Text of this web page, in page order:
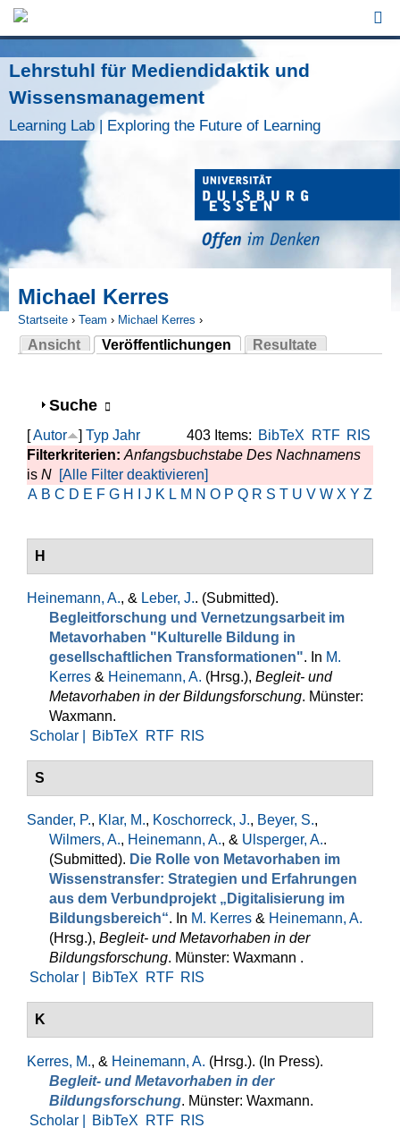
Jump to Navigation
Lehrstuhl für Mediendidaktik und
Wissensmanagement
Learning Lab | Exploring the Future of Learning
Michael Kerres
Sie sind hier
Startseite › Team › Michael Kerres ›
Ansicht
Veröffentlichungen
(aktiver Reiter)
Resultate
Anzeigen
Suche
403 Items: BibTeX RTF RIS
[Autor ] Typ Jahr
Filterkriterien: Anfangsbuchstabe Des Nachnamens
is N [Alle Filter deaktivieren]
A B C D E F G H J K L M N O P Q R S T U V W X Y Z
H
Heinemann, A., & Leber, J.. (Submitted).
Begleitforschung und Vernetzungsarbeit im
Metavorhaben "Kulturelle Bildung in
gesellschaftlichen Transformationen". In M.
Kerres & Heinemann, A. (Hrsg.), Begleit- und
Metavorhaben in der Bildungsforschung. Münster:
Waxmann.
Scholar |
BibTeX RTF RIS
S
Sander, P., Klar, M., Koschorreck, J., Beyer, S.,
Wilmers, A., Heinemann, A., & Ulsperger, A..
(Submitted). Die Rolle von Metavorhaben im
Wissenstransfer: Strategien und Erfahrungen
aus dem Verbundprojekt „Digitalisierung im
Bildungsbereich“. In M. Kerres & Heinemann, A.
(Hrsg.), Begleit- und Metavorhaben in der
Bildungsforschung. Münster: Waxmann .
Scholar |
BibTeX RTF RIS
K
Kerres, M., & Heinemann, A. (Hrsg.). (In Press).
Begleit- und Metavorhaben in der
Bildungsforschung. Münster: Waxmann.
Scholar |
BibTeX RTF RIS